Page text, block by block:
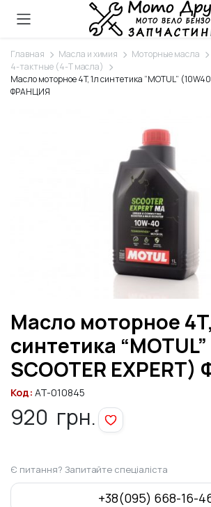
Главная Масла и химия
Моторные масла
4-тактные (4-Т масла)
Масло моторное 4T, 1л синтетика “MOTUL” (10W40,
ФРАНЦИЯ
Масло моторное
синтетика
SCOOTER
Код: AT-010845
920 грн.
Є питання? Запитайте спеціаліста
+38(095) 668-16-